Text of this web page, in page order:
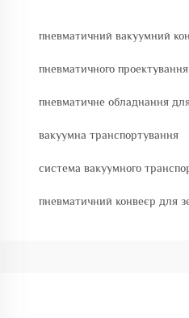
пневматичний вакуумний
пневматичного
пневматичне обладнання
вакуумна транспортування
система вакуумного
пневматичний конвеєр для